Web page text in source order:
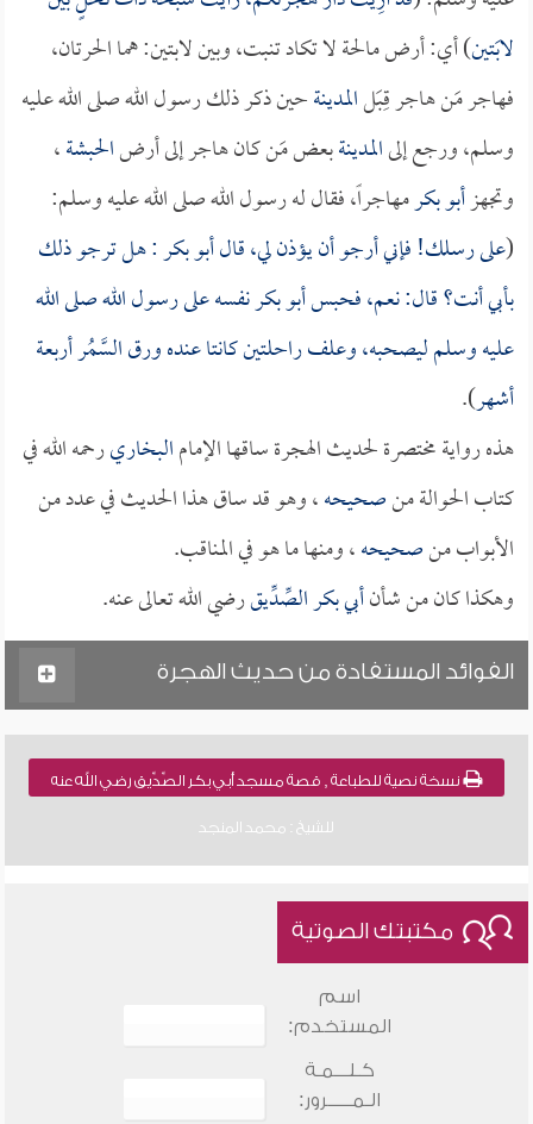
لابَتين) أي: أرض مالحة لا تكاد تنبت، وبين لابتين: هما الحرتان،
فهاجر مَن هاجر قِبَلالمدينةحين ذكر ذلك رسول الله صلى الله عليه
وسلم، ورجع إلىالمدينةبعض مَن كان هاجر إلى أرضالحبشة،
وتجهزأبو بكرمهاجراً، فقال له رسول الله صلى الله عليه وسلم:
(على رسلك! فإني أرجو أن يؤذن لي، قالأبو بكر: هل ترجو ذلك
بأبي أنت؟ قال: نعم، فحبسأبو بكرنفسه على رسول الله صلى الله
عليه وسلم ليصحبه، وعلف راحلتين كانتا عنده ورق السَّمُر أربعة
أشهر).
هذه رواية مختصرة لحديث الهجرة ساقها الإمامالبخاريرحمه الله في
كتاب الحوالة منصحيحه، وهو قد ساق هذا الحديث في عدد من
الأبواب منصحيحه، ومنها ما هو في المناقب.
وهكذا كان من شأنأبي بكر الصِّدِّيقرضي الله تعالى عنه.
الفوائد المستفادة من حديث الهجرة
نسخة نصية للطباعة , قصة مسجد أبي بكر الصِّدِّيق رضي الله عنه
للشيخ : محمد المنجد
مكتبتك الصوتية
اسم
المستخدم:
كـلـــمـة
الـمـــــرور: